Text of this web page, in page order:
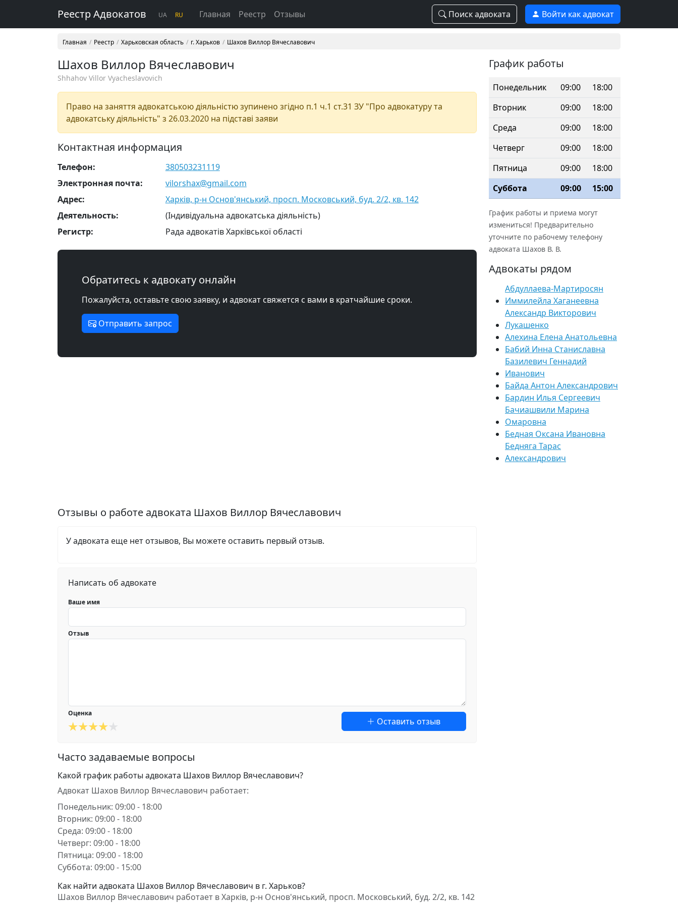
Реестр Адвокатов UA RU Главная Реестр Отзывы Поиск адвоката Войти как адвокат
Главная Реестр Харьковская область г. Харьков Шахов Виллор Вячеславович
Шахов Виллор Вячеславович
Shhahov Villor Vyacheslavovich
Право на заняття адвокатською діяльністю зупинено згідно п.1 ч.1 ст.31 ЗУ "Про адвокатуру та
адвокатську діяльність" з 26.03.2020 на підставі заяви
Контактная информация
Телефон:
380503231119
Электронная почта:
vilorshax@gmail.com
Адрес:
Харків, р-н Основ'янський, просп. Московський, буд. 2/2, кв. 142
Деятельность:
(Індивідуальна адвокатська діяльність)
Регистр:
Рада адвокатів Харківської області
Обратитесь к адвокату онлайн
Пожалуйста, оставьте свою заявку, и адвокат свяжется с вами в кратчайшие сроки.
Отправить запрос
Отзывы о работе адвоката Шахов Виллор Вячеславович
У адвоката еще нет отзывов, Вы можете оставить первый отзыв.
Написать об адвокате
Ваше имя
Отзыв
Оценка
Оставить отзыв
Часто задаваемые вопросы
Какой график работы адвоката Шахов Виллор Вячеславович?
Адвокат Шахов Виллор Вячеславович работает:
Понедельник: 09:00 - 18:00
Вторник: 09:00 - 18:00
Среда: 09:00 - 18:00
Четверг: 09:00 - 18:00
Пятница: 09:00 - 18:00
Суббота: 09:00 - 15:00
Как найти адвоката Шахов Виллор Вячеславович в г. Харьков?
Шахов Виллор Вячеславович работает в Харків, р-н Основ'янський, просп. Московський, буд. 2/2, кв. 142
График работы
Понедельник 09:00
18:00
Вторник
09:00
18:00
Среда
09:00
18:00
Четверг
09:00
18:00
Пятница
09:00
18:00
Суббота
09:00 15:00
График работы и приема могут
измениться! Предварительно
уточните по рабочему телефону
адвоката Шахов В. В.
Адвокаты рядом
Абдуллаева-Мартиросян
Иммилейла Хаганеевна
Александр Викторович
Лукашенко
Алехина Елена Анатольевна
Бабий Инна Станиславна
Базилевич Геннадий
Иванович
Байда Антон Александрович
Бардин Илья Сергеевич
Бачиашвили Марина
Омаровна
Бедная Оксана Ивановна
Бедняга Тарас
Александрович